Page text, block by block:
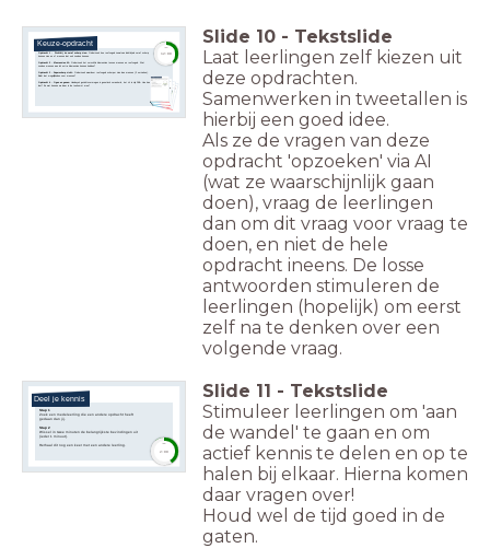
Keuze-opdracht
Opdracht 1 - Dichtbij én veraf scherp zien: Onderzoek hoe roofvogels zowel van dichtbij als veraf scherp
kunnen zien en of mensen dat ook zouden kunnen.
Opdracht 2 - Kleurenzien XL: Onderzoek het verschil in kleurenzien tussen mensen en roofvogels. Wat
zouden mensen aan dit extra kleurenzien kunnen hebben?
Opdracht 3 - Superscherp zicht: Onderzoek waardoor roofvogels scherper zien dan mensen (2 oorzaken).
Biedt dat mogelijkheden voor mensen?
Opdracht 4 - Ogen en genen: Hawkeye's gezichtsvermogen is genetisch verankerd, het zit in zijn DNA. Hoe kan
dat? En wat kunnen we daar in de toekomst mee?
12:00
Slide 10 - Tekstslide
Laat leerlingen zelf kiezen uit
deze opdrachten.
Samenwerken in tweetallen is
hierbij een goed idee.
Als ze de vragen van deze
opdracht 'opzoeken' via AI
(wat ze waarschijnlijk gaan
doen), vraag de leerlingen
dan om dit vraag voor vraag te
doen, en niet de hele
opdracht ineens. De losse
antwoorden stimuleren de
leerlingen (hopelijk) om eerst
zelf na te denken over een
volgende vraag.
Deel je kennis
Stap 1
Zoek een medeleerling die een andere opdracht heeft
gedaan dan jij.
Stap 2
Wissel in twee minuten de belangrijkste bevindingen uit
(ieder 1 minuut).
Herhaal dit nog een keer met een andere leerling.
2:00
Slide 11 - Tekstslide
Stimuleer leerlingen om 'aan
de wandel' te gaan en om
actief kennis te delen en op te
halen bij elkaar. Hierna komen
daar vragen over!
Houd wel de tijd goed in de
gaten.